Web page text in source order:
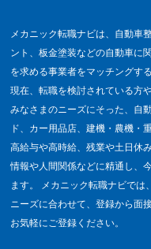
メカニック転職ナビは、自動車
ント、板金塗装などの自動車に
を求める事業者をマッチングす
現在、転職を検討されている方
みなさまのニーズにそった、自
ド、カー用品店、建機・農機・
高給与や高時給、残業や土日休
情報や人間関係などに精通し、
ます。 メカニック転職ナビで
ニーズに合わせて、登録から面
お気軽にご登録ください。